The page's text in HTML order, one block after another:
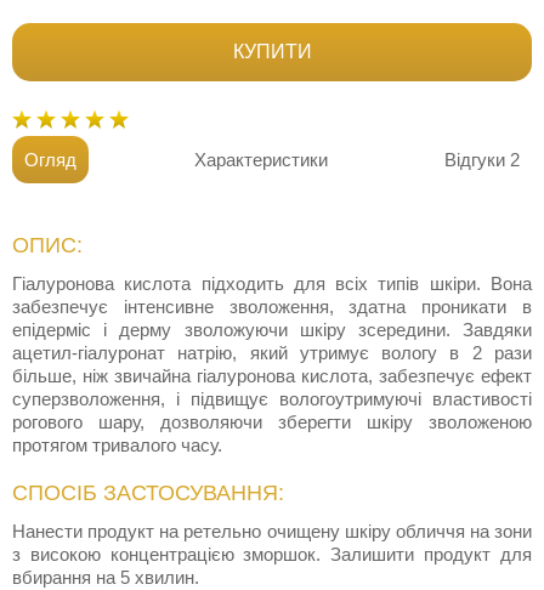
КУПИТИ
Огляд Характеристики Відгуки 2
ОПИС:
Гіалуронова кислота підходить для всіх типів шкіри. Вона
забезпечує інтенсивне зволоження, здатна проникати в
епідерміс і дерму зволожуючи шкіру зсередини. Завдяки
ацетил-гіалуронат натрію, який утримує вологу в 2 рази
більше, ніж звичайна гіалуронова кислота, забезпечує ефект
суперзволоження, і підвищує вологоутримуючі властивості
рогового шару, дозволяючи зберегти шкіру зволоженою
протягом тривалого часу.
СПОСІБ ЗАСТОСУВАННЯ:
Нанести продукт на ретельно очищену шкіру обличчя на зони
з високою концентрацією зморшок. Залишити продукт для
вбирання на 5 хвилин.